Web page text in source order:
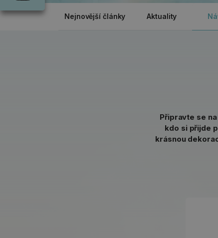
Nejnovější články Aktuality
Připravte se
kdo si přijde
krásnou
každou
příležitost